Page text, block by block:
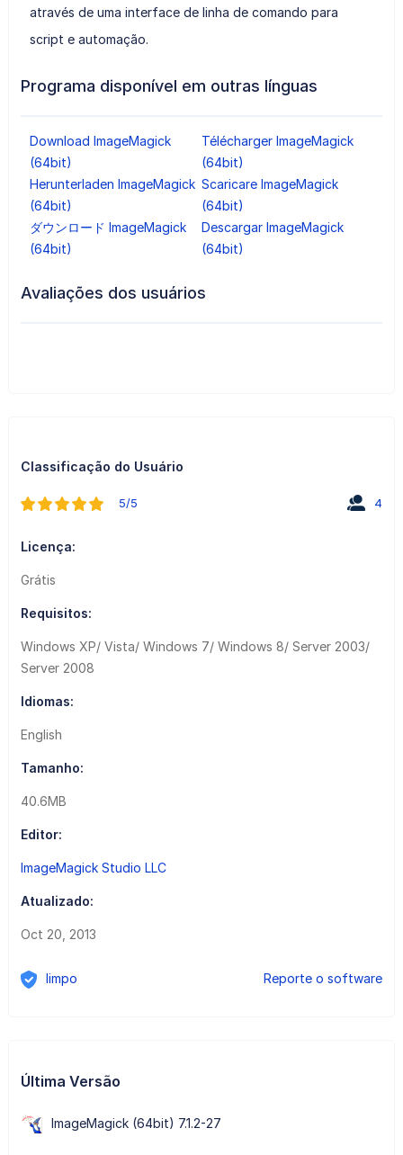
através de uma interface de linha de comando para
script e automação.
Programa disponível em outras línguas
Download ImageMagick
(64bit)
Télécharger ImageMagick
(64bit)
Herunterladen ImageMagick
(64bit)
Scaricare ImageMagick
(64bit)
ダウンロード ImageMagick
(64bit)
Descargar ImageMagick
(64bit)
Avaliações dos usuários
Classificação do Usuário
5/5 4
Licença:
Grátis
Requisitos:
Windows XP/ Vista/ Windows 7/ Windows 8/ Server 2003/
Server 2008
Idiomas:
English
Tamanho:
40.6MB
Editor:
ImageMagick Studio LLC
Atualizado:
Oct 20, 2013
limpo Reporte o software
Última Versão
ImageMagick (64bit) 7.1.2-27